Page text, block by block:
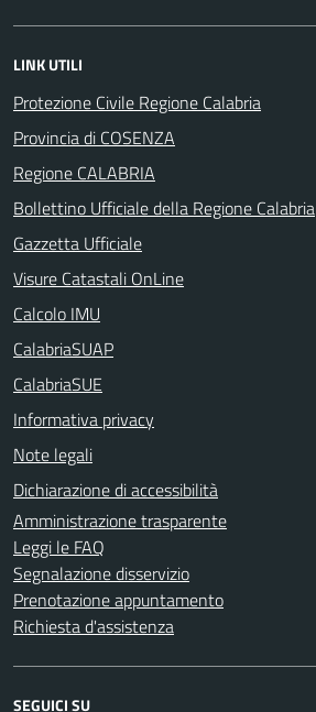
LINK UTILI
Protezione Civile Regione Calabria
Provincia di COSENZA
Regione CALABRIA
Bollettino Ufficiale della Regione Calabria
Gazzetta Ufficiale
Visure Catastali OnLine
Calcolo IMU
CalabriaSUAP
CalabriaSUE
Informativa privacy
Note legali
Dichiarazione di accessibilità
Amministrazione trasparente
Leggi le FAQ
Segnalazione disservizio
Prenotazione appuntamento
Richiesta d'assistenza
SEGUICI SU